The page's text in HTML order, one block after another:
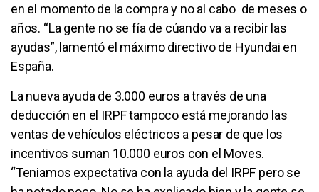
en el momento de la compra y no al cabo de meses o
años. “La gente no se fía de cúando va a recibir las
ayudas”, lamentó el máximo directivo de Hyundai en
España.
La nueva ayuda de 3.000 euros a través de una
deducción en el IRPF tampoco está mejorando las
ventas de vehículos eléctricos a pesar de que los
incentivos suman 10.000 euros con el Moves.
“Teniamos expectativa con la ayuda del IRPF pero se